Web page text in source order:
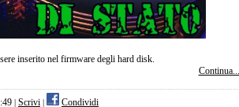
inserito nel firmware degli hard disk.
Continua...
Scrivi
Condividi